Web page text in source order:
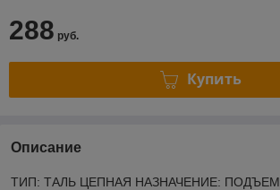
288 руб.
Купить
Описание
ТИП: ТАЛЬ ЦЕПНАЯ НАЗНАЧЕНИЕ: